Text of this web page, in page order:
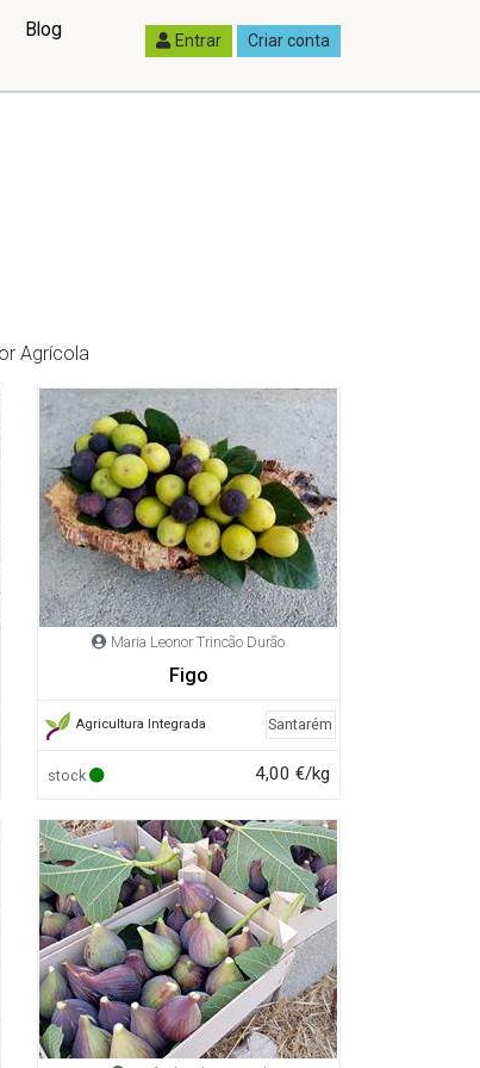
Blog Entrar Criar conta
Agrícola
Maria Leonor Trincão Durão
Figo
Agricultura Integrada Santarém
stock 4,00 €/kg